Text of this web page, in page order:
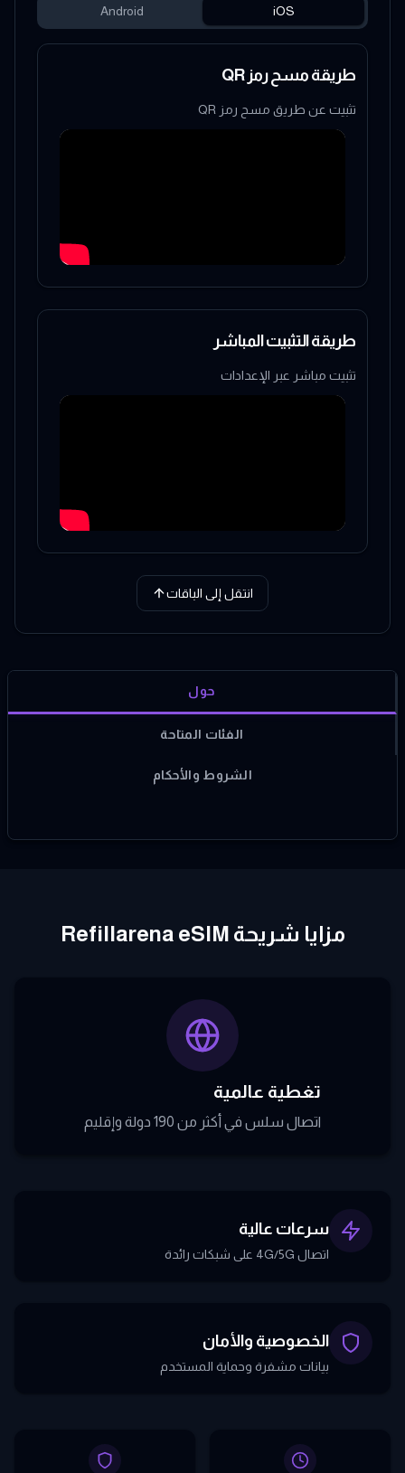
iOS
Android
طريقة مسح رمز QR
تثبيت عن طريق مسح رمز QR
طريقة التثبيت المباشر
تثبيت مباشر عبر الإعدادات
انتقل إلى الباقات
حول
الفئات المتاحة
الشروط والأحكام
مزايا شريحة Refillarena eSIM
تغطية عالمية
اتصال سلس في أكثر من 190 دولة وإقليم
سرعات عالية
اتصال 4G/5G على شبكات رائدة
الخصوصية والأمان
بيانات مشفرة وحماية المستخدم